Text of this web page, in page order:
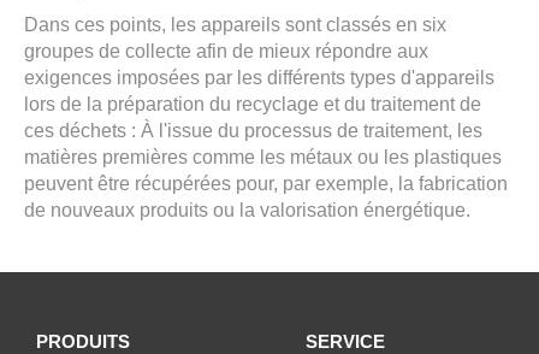
Dans ces points, les appareils sont classés en six
groupes de collecte afin de mieux répondre aux
exigences imposées par les différents types d'appareils
lors de la préparation du recyclage et du traitement de
ces déchets : À l'issue du processus de traitement, les
matières premières comme les métaux ou les plastiques
peuvent être récupérées pour, par exemple, la fabrication
de nouveaux produits ou la valorisation énergétique.
PRODUITS
SERVICE